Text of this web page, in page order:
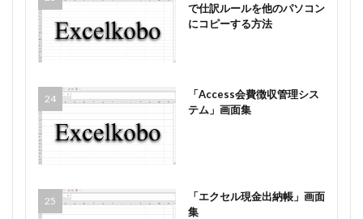
で仕訳ルールを他のパソコン
にコピーする方法
「Access会費徴収管理シス
テム」画面集
「エクセル現金出納帳」画面
集